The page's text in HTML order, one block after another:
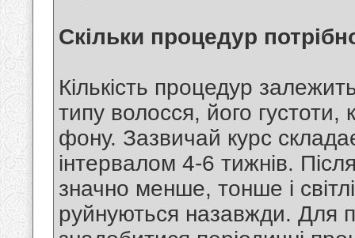
Скільки процедур
Кількість процедур
типу волосся, його
фону. Зазвичай курс
інтервалом 4-6 тижнів.
значно менше, тонше і
руйнуються назавжди. Для